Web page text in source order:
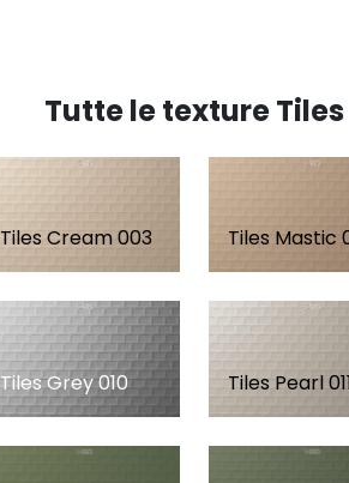
Tutte le texture Tiles
Tiles Cream 003 Tiles Mastic
Tiles Grey 010 Tiles Pearl